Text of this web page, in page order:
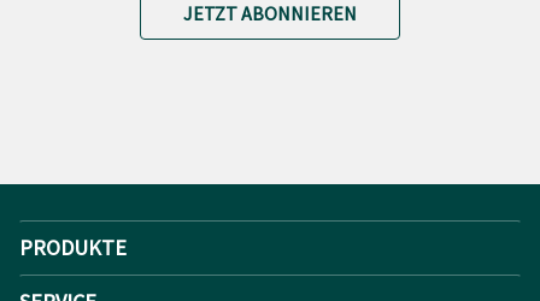
JETZT ABONNIEREN
PRODUKTE